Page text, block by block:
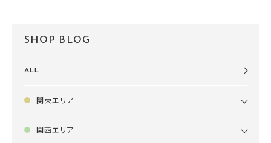
SHOP BLOG
ALL
関東エリア
関西エリア